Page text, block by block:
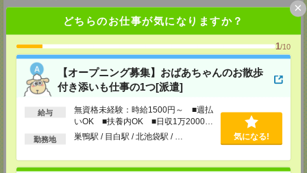
どちらのお仕事が気になりますか？
1/10
【オープニング募集】おばあちゃんのお散歩
付き添いも仕事の1つ[派遣]
給与
無資格未経験：時給1500円～ ■週払
いOK ■扶養内OK ■日収1万2000円
以上
勤務地 巣鴨駅 / 目白駅 / 北池袋駅 / … 気になる!
×
CS立川支店
TEL：0120-659-460
MAIL：CS_TACHIKAWA@manpowergroup.jp
担当：採用担当
CS横浜支店
神奈川県横浜市西区みなとみらい 2-2-1 横浜ランドマークタワー36F
TEL：0120-659-459
MAIL：CS_YOKOHAMA@manpowergroup.jp
担当：採用担当
CS大宮支店